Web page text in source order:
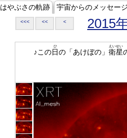
はやぶさの軌跡 宇宙からのメッセージ
<<< << < 2015
♪この日
ひ
の「あけぼの」 衛星
えいせい